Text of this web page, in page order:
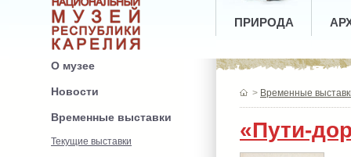
ПРИРОДА
О музее
Новости
Временные выставки
Текущие выставки
> Временные
«Пути-